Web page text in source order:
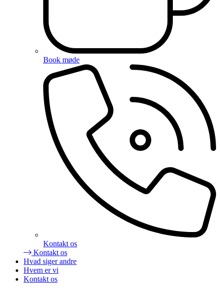
Book møde
Kontakt os
Kontakt os
Hvad siger andre
Hvem er vi
Kontakt os